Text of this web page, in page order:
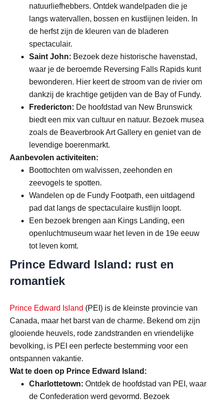
natuurliefhebbers. Ontdek wandelpaden die je
langs watervallen, bossen en kustlijnen leiden. In
de herfst zijn de kleuren van de bladeren
spectaculair.
Saint John: Bezoek deze historische havenstad,
waar je de beroemde Reversing Falls Rapids kunt
bewonderen. Hier keert de stroom van de rivier om
dankzij de krachtige getijden van de Bay of Fundy.
Fredericton: De hoofdstad van New Brunswick
biedt een mix van cultuur en natuur. Bezoek musea
zoals de Beaverbrook Art Gallery en geniet van de
levendige boerenmarkt.
Aanbevolen activiteiten:
Boottochten om walvissen, zeehonden en
zeevogels te spotten.
Wandelen op de Fundy Footpath, een uitdagend
pad dat langs de spectaculaire kustlijn loopt.
Een bezoek brengen aan Kings Landing, een
openluchtmuseum waar het leven in de 19e eeuw
tot leven komt.
Prince Edward Island: rust en
romantiek
Prince Edward Island (PEI) is de kleinste provincie van
Canada, maar het barst van de charme. Bekend om zijn
glooiende heuvels, rode zandstranden en vriendelijke
bevolking, is PEI een perfecte bestemming voor een
ontspannen vakantie.
Wat te doen op Prince Edward Island:
Charlottetown: Ontdek de hoofdstad van PEI, waar
de Confederation werd gevormd. Bezoek